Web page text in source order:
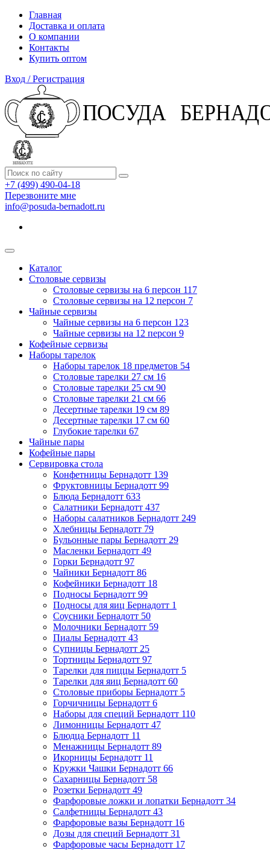
Главная
Доставка и оплата
О компании
Контакты
Купить оптом
Вход / Регистрация
+7 (499) 490-04-18
Перезвоните мне
info@posuda-bernadott.ru
Каталог
Столовые сервизы
Столовые сервизы на 6 персон 117
Столовые сервизы на 12 персон 7
Чайные сервизы
Чайные сервизы на 6 персон 123
Чайные сервизы на 12 персон 9
Кофейные сервизы
Наборы тарелок
Наборы тарелок 18 предметов 54
Столовые тарелки 27 см 16
Столовые тарелки 25 см 90
Столовые тарелки 21 см 66
Десертные тарелки 19 см 89
Десертные тарелки 17 см 60
Глубокие тарелки 67
Чайные пары
Кофейные пары
Сервировка стола
Конфетницы Бернадотт 139
Фруктовницы Бернадотт 99
Блюда Бернадотт 633
Салатники Бернадотт 437
Наборы салатников Бернадотт 249
Хлебницы Бернадотт 79
Бульонные пары Бернадотт 29
Масленки Бернадотт 49
Горки Бернадотт 97
Чайники Бернадотт 86
Кофейники Бернадотт 18
Подносы Бернадотт 99
Подносы для яиц Бернадотт 1
Соусники Бернадотт 50
Молочники Бернадотт 59
Пиалы Бернадотт 43
Супницы Бернадотт 25
Тортницы Бернадотт 97
Тарелки для пиццы Бернадотт 5
Тарелки для яиц Бернадотт 60
Столовые приборы Бернадотт 5
Горчичницы Бернадотт 6
Наборы для специй Бернадотт 110
Лимонницы Бернадотт 47
Блюдца Бернадотт 11
Менажницы Бернадотт 89
Икорницы Бернадотт 11
Кружки Чашки Бернадотт 66
Сахарницы Бернадотт 58
Розетки Бернадотт 49
Фарфоровые ложки и лопатки Бернадотт 34
Салфетницы Бернадотт 43
Фарфоровые вазы Бернадотт 16
Дозы для специй Бернадотт 31
Фарфоровые часы Бернадотт 17